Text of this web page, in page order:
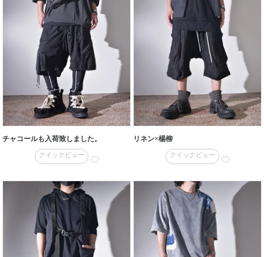
チャコールも入荷致しました。
クイックビュー
リネン×楊柳
クイックビュー